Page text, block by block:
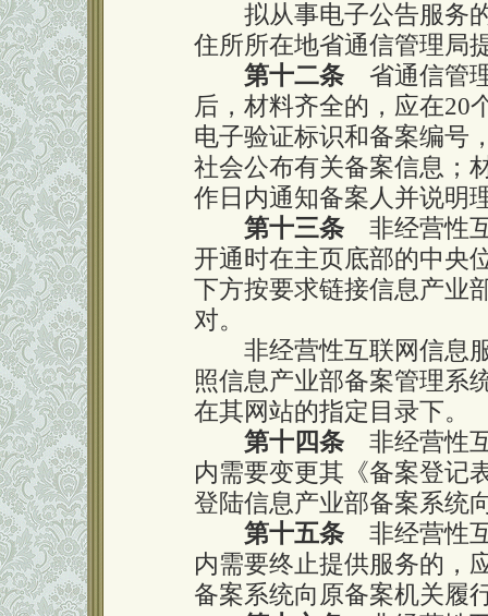
拟从事电子公告服务的
住所所在地省通信管理局
第十二条 省通信管
后，材料齐全的，应在20
电子验证标识和备案编号
社会公布有关备案信息；
作日内通知备案人并说明
第十三条 非经营性
开通时在主页底部的中央
下方按要求链接信息产业
对。
非经营性互联网信息服
照信息产业部备案管理系
在其网站的指定目录下。
第十四条 非经营性
内需要变更其《备案登记
登陆信息产业部备案系统
第十五条 非经营性
内需要终止提供服务的，
备案系统向原备案机关履